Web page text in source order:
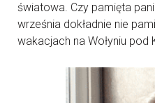
światowa. Czy pamięta
września dokładnie nie
wakacjach na Wołyniu pod